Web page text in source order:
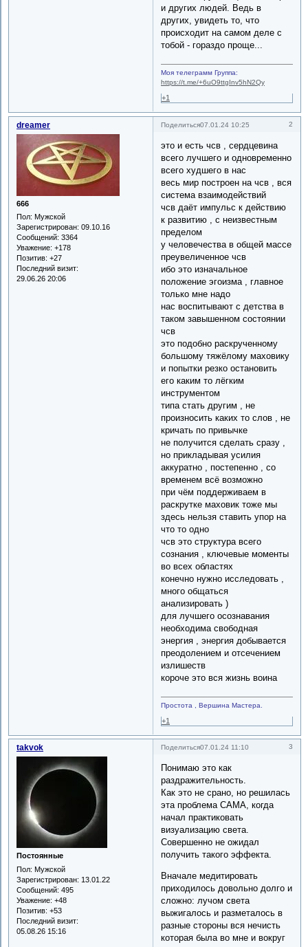
и других людей. Ведь в
других, увидеть то, что
происходит на самом деле с
тобой - гораздо проще...
Моя телеграмм Группа:
https://t.me/+6uO9ttgInv5hN2Qy
+1
Поделиться 2
07.01.24 10:25
dreamer
666
Пол: Мужской
Зарегистрирован: 09.10.16
Сообщений: 3364
Уважение: +178
Позитив: +27
Последний визит:
29.06.26 20:06
это и есть чсв , сердцевина
всего лучшего и одновременно
всего худшего в нас
весь мир построен на чсв , вся
система взаимодействий
чсв даёт импульс к действию
к развитию , с неизвестным
пределом
у человечества в общей массе
преувеличенное чсв
ибо это изначальное
положение эгоизма , главное
только мне надо
нас воспитывают с детства в
таком завышенном состоянии
чсв
это подобно раскрученному
большому тяжёлому маховику
и попытки резко остановить
его каким то лёгким
инструментом
типа стать другим , не
произносить каких то слов , не
кричать по привычке
не получится сделать сразу ,
но прикладывая усилия
аккуратно , постепенно , со
временем всё возможно
при чём поддерживаем в
раскрутке маховик тоже мы
здесь нельзя ставить упор на
что то одно
чсв это структура всего
сознания , ключевые моменты
во всех областях
конечно нужно исследовать ,
много общаться
анализировать )
для лучшего осознавания
необходима свободная
энергия , энергия добывается
преодолением и отсечением
излишеств
короче это вся жизнь воина
Простота , Вершина Мастера.
+1
Поделиться 3
07.01.24 11:10
takvok
Постоянные
Пол: Мужской
Зарегистрирован: 13.01.22
Сообщений: 495
Уважение: +48
Позитив: +53
Последний визит:
05.08.26 15:16
Понимаю это как
раздражительность.
Как это не срано, но решилась
эта проблема САМА, когда
начал практиковать
визуализацию света.
Совершенно не ожидал
получить такого эффекта.
Вначале медитировать
приходилось довольно долго и
сложно: лучом света
выжигалось и разметалось в
разные стороны вся нечисть
которая была во мне и вокруг